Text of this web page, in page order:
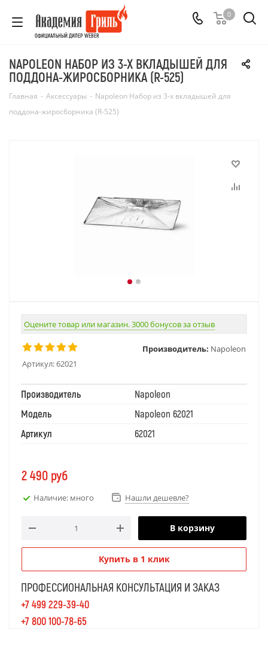
ОФИЦИАЛЬНЫЙ ДИЛЕР WEBER
0
NAPOLEON НАБОР ИЗ 3-Х ВКЛАДЫШЕЙ ДЛЯ
ПОДДОНА-ЖИРОСБОРНИКА (R-525)
Главная - Аксессуары - Napoleon Набор из 3-х вкладышей для
поддона-жиросборника (R-525)
Оцените товар или магазин. 3000 бонусов за отзыв
Артикул:62021
Производитель: Napoleon
Производитель
Napoleon
Модель
Napoleon 62021
Артикул
62021
2 490 руб
Наличие: много Нашли дешевле?
В корзину
Купить в 1 клик
ПРОФЕССИОНАЛЬНАЯ КОНСУЛЬТАЦИЯ И ЗАКАЗ
+7 499 229-39-40
+7 800 100-78-65